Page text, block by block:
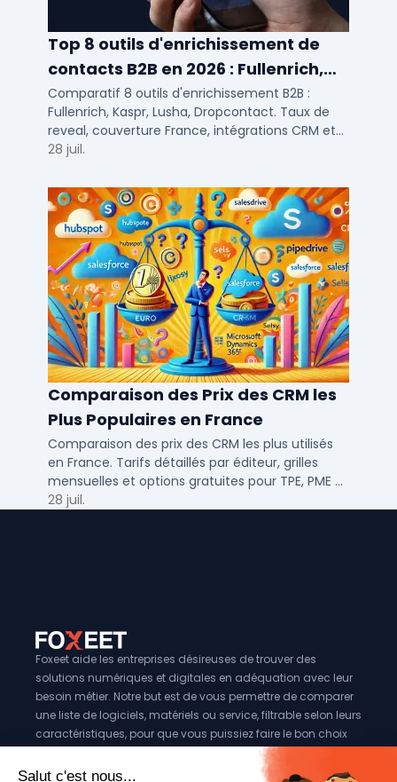
Top 8 outils d'enrichissement de
contacts B2B en 2026 : Fullenrich,
Kaspr, Lusha...
Comparatif 8 outils d'enrichissement B2B :
Fullenrich, Kaspr, Lusha, Dropcontact. Taux de
reveal, couverture France, intégrations CRM et
tarifs testés pour SDR et commerciaux PME/ETI.
28 juil.
Comparaison des Prix des CRM les
Plus Populaires en France
Comparaison des prix des CRM les plus utilisés
en France. Tarifs détaillés par éditeur, grilles
mensuelles et options gratuites pour TPE, PME et
ETI.
28 juil.
Foxeet aide les entreprises désireuses de trouver des
solutions numériques et digitales en adéquation avec leur
besoin métier. Notre but est de vous permettre de comparer
une liste de logiciels, matériels ou service, filtrable selon leurs
caractéristiques, pour que vous puissiez faire le bon choix
Vous êtes éditeur?